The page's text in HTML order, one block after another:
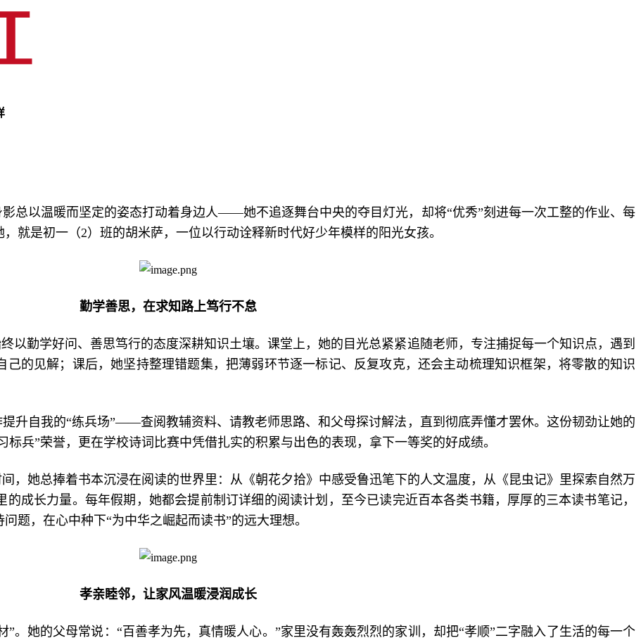
总以温暖而坚定的姿态打动着身边人——她不追逐舞台中央的夺目灯光，却将“优秀”刻进每一次工整的作业、每
就是初一（2）班的胡米萨，一位以行动诠释新时代好少年模样的阳光女孩。
勤学善思，在求知路上笃行不怠
以勤学好问、善思笃行的态度深耕知识土壤。课堂上，她的目光总紧紧追随老师，专注捕捉每一个知识点，遇到
的见解；课后，她坚持整理错题集，把薄弱环节逐一标记、反复攻克，还会主动梳理知识框架，将零散的知识
升自我的“练兵场”——查阅教辅资料、请教老师思路、和父母探讨解法，直到彻底弄懂才罢休。这份韧劲让她的
兵”荣誉，更在学校诗词比赛中凭借扎实的积累与出色的表现，拿下一等奖的好成绩。
，她总捧着书本沉浸在阅读的世界里：从《朝花夕拾》中感受鲁迅笔下的人文温度，从《昆虫记》里探索自然万
成长力量。每年假期，她都会提前制订详细的阅读计划，至今已读完近百本各类书籍，厚厚的三本读书笔记，
题，在心中种下“为中华之崛起而读书”的远大理想。
孝亲睦邻，让家风温暖浸润成长
”。她的父母常说：“百善孝为先，真情暖人心。 ”家里没有轰轰烈烈的家训，却把“孝顺”二字融入了生活的每一个